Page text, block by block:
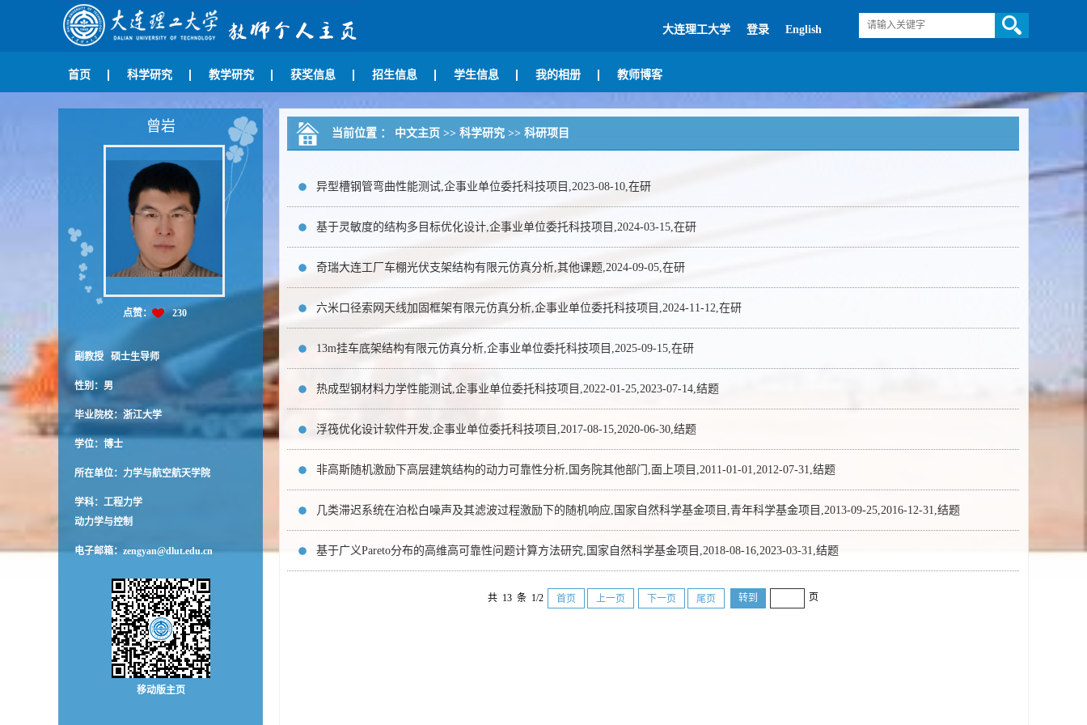
大连理工大学 登录 English
首页 科学研究 教学研究 获奖信息 招生信息 学生信息 我的相册 教师博客
曾岩
点赞： 230
副教授 硕士生导师
性别：男
毕业院校：浙江大学
学位：博士
所在单位：力学与航空航天学院
学科：工程力学
动力学与控制
电子邮箱： zengyan@dlut.edu.cn
移动版主页
当前位置 ： 中文主页 >> 科学研究 >> 科研项目
异型槽钢管弯曲性能测试,企事业单位委托科技项目,2023-08-10,在研
基于灵敏度的结构多目标优化设计,企事业单位委托科技项目,2024-03-15,在研
奇瑞大连工厂车棚光伏支架结构有限元仿真分析,其他课题,2024-09-05,在研
六米口径索网天线加固框架有限元仿真分析,企事业单位委托科技项目,2024-11-12,在研
13m挂车底架结构有限元仿真分析,企事业单位委托科技项目,2025-09-15,在研
热成型钢材料力学性能测试,企事业单位委托科技项目,2022-01-25,2023-07-14,结题
浮筏优化设计软件开发,企事业单位委托科技项目,2017-08-15,2020-06-30,结题
非高斯随机激励下高层建筑结构的动力可靠性分析,国务院其他部门,面上项目,2011-01-01,2012-07-31,结题
几类滞迟系统在泊松白噪声及其滤波过程激励下的随机响应,国家自然科学基金项目,青年科学基金项目,2013-09-25,2016-12-31,结题
基于广义Pareto分布的高维高可靠性问题计算方法研究,国家自然科学基金项目,2018-08-16,2023-03-31,结题
共 13 条 1/2 首页 上一页 下一页 尾页 页